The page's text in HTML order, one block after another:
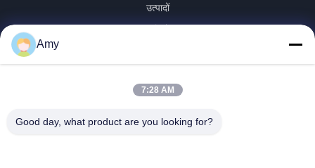
उत्पादों
कारखाना भ्रमण
गुणवत्ता नियंत्रण
Amy
7:28 AM
Good day, what product are you looking for?